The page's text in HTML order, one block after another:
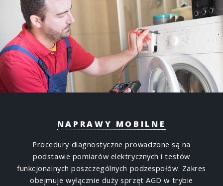
NAPRAWY MOBILNE
Procedury diagnostyczne prowadzone są na
podstawie pomiarów elektrycznych i testów
funkcjonalnych poszczególnych podzespołów. Zakres
obejmuje wyłącznie duży sprzęt AGD w trybie